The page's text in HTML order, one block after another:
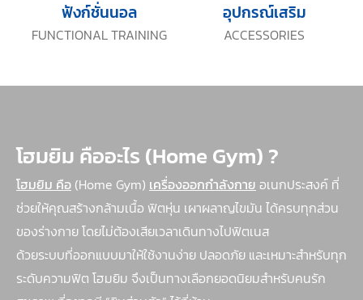
FUNCTIONAL TRAINING
ฟังก์ชั่นนอล
ACCESSORIES
อุปกรณ์เสริม
โฮมยิม คืออะไร (Home Gym) ?
โฮมยิม คือ (Home Gym) เครื่องออกกำลังกาย อเนกประสงค์ ที่
ช่วยให้คุณสร้างกล้ามเนื้อ ฟิตหุ่น เผาผลาญไขมัน ได้ครบทุกส่วน
ของร่างกาย โดยไม่ต้องเสียเวลาเดินทางไปฟิตเนส
ด้วยระบบที่ออกแบบมาให้ใช้งานง่าย ปลอดภัย และเหมาะสำหรับทุก
ระดับความฟิต โฮมยิม จึงเป็นทางเลือกยอดนิยมสำหรับคนรัก